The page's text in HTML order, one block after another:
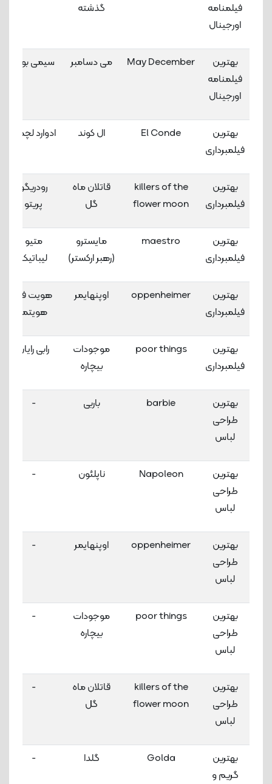
فیلمنامه
اورجینال
گذشته
بهترین
فیلمنامه
اورجینال
May December می دسامبر سیمی بورچ
بهترین
فیلمبرداری
El Conde ال کوند ادوارد لچمن
بهترین
فیلمبرداری
killers of the
flower moon
قاتلان ماه
گل
رودریگو
پریتو
بهترین
فیلمبرداری
maestro
مایسترو
(رهبر ارکستر)
متیو
لیباتیک
بهترین
فیلمبرداری
oppenheimer اوپنهایمر
هویت فن
هویتما
بهترین
فیلمبرداری
poor things
موجودات
بیچاره
رابی رایان
بهترین
طراحی
لباس
barbie باربی -
بهترین
طراحی
لباس
Napoleon ناپلئون -
بهترین
طراحی
لباس
oppenheimer اوپنهایمر -
بهترین
طراحی
لباس
poor things
موجودات
بیچاره
-
بهترین
طراحی
لباس
killers of the
flower moon
قاتلان ماه
گل
-
بهترین
گریم و
Golda گلدا -